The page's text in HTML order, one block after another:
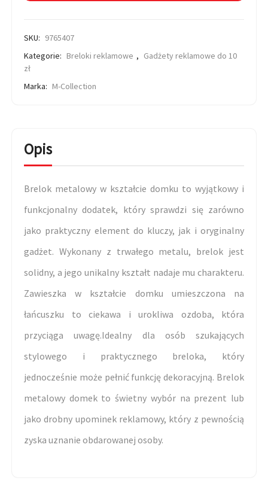
SKU: 9765407
Kategorie: Breloki reklamowe , Gadżety reklamowe do 10
zł
Marka: M-Collection
Opis
Brelok metalowy w kształcie domku to wyjątkowy i
funkcjonalny dodatek, który sprawdzi się zarówno
jako praktyczny element do kluczy, jak i oryginalny
gadżet. Wykonany z trwałego metalu, brelok jest
solidny, a jego unikalny kształt nadaje mu charakteru.
Zawieszka w kształcie domku umieszczona na
łańcuszku to ciekawa i urokliwa ozdoba, która
przyciąga uwagę.Idealny dla osób szukających
stylowego i praktycznego breloka, który
jednocześnie może pełnić funkcję dekoracyjną. Brelok
metalowy domek to świetny wybór na prezent lub
jako drobny upominek reklamowy, który z pewnością
zyska uznanie obdarowanej osoby.